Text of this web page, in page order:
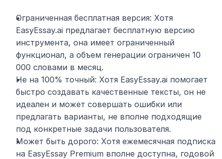
Ограниченная бесплатная версия: Хотя
EasyEssay.ai предлагает бесплатную версию
инструмента, она имеет ограниченный
функционал, а объем генерации ограничен 10
000 словами в месяц.
Не на 100% точный: Хотя EasyEssay.ai помогает
быстро создавать качественные тексты, он не
идеален и может совершать ошибки или
предлагать варианты, не вполне подходящие
под конкретные задачи пользователя.
Может быть дорого: Хотя ежемесячная подписка
на EasyEssay Premium вполне доступна, годовой